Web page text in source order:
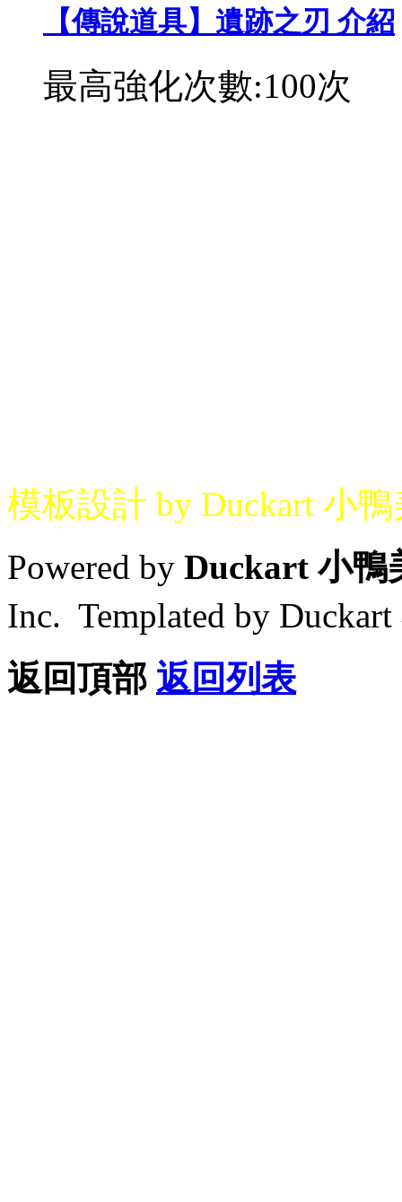
【傳說道具】遺跡之刃 介紹
最高強化次數:100次
模板設計 by Duckart 小
Powered by Duckart 小鴨
Inc. Templated by
返回頂部 返回列表